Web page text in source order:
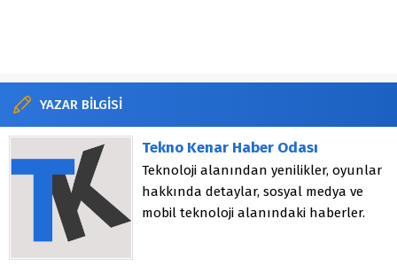
YAZAR BİLGİSİ
Tekno Kenar Haber Odası
Teknoloji alanından yenilikler, oyunlar
hakkında detaylar, sosyal medya ve
mobil teknoloji alanındaki haberler.